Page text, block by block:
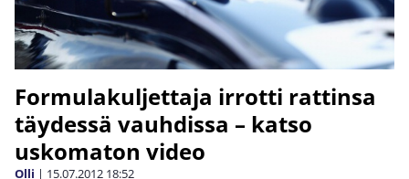
Formulakuljettaja irrotti rattinsa
täydessä vauhdissa – katso
uskomaton video
Olli | 15.07.2012 18:52